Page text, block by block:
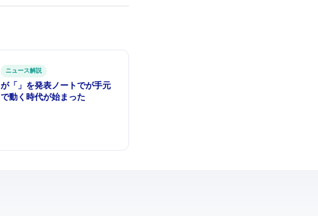
ITニュース解説
NVIDIAが「RTX Spark」を発表 — ノートPCでAIが"手元
で動く"時代が始まった